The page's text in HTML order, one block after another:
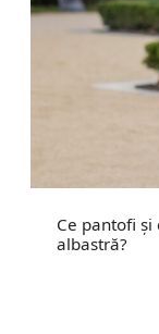
Ce pantofi
albastră?